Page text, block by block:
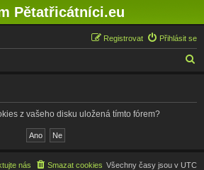
Pětatřicátníci.eu
Přihlásit se
Registrovat
z vašeho disku uložená tímto fórem?
Všechny časy jsou v UTC
Smazat cookies
nás